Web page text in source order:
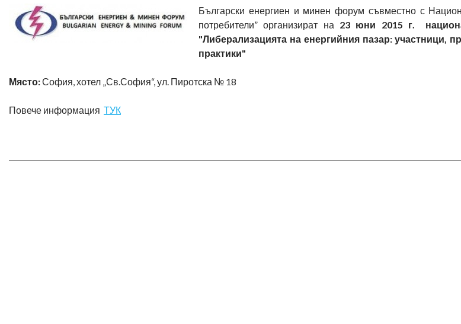
Български енергиен и минен форум съвместно с
потребители” организират на 23 юни 2015 г.
"Либерализацията на енергийния пазар: участници,
практики"
Място:София, хотел „Св.София“, ул. Пиротска № 18
Повече информация ТУК